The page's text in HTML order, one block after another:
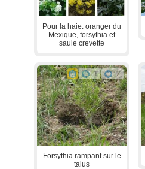
Pour la haie: oranger du
Mexique, forsythia et
saule crevette
1 2
Forsythia rampant sur le
talus